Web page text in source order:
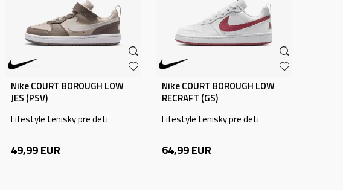
Nike COURT BOROUGH LOW
JES (PSV)
Lifestyle tenisky pre deti
49,99EUR
Nike COURT BOROUGH LOW
RECRAFT (GS)
Lifestyle tenisky pre deti
64,99EUR